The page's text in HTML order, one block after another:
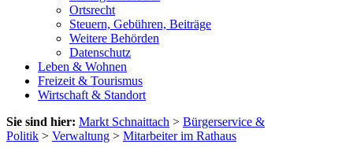
Ortsrecht
Steuern, Gebühren, Beiträge
Weitere Behörden
Datenschutz
Leben & Wohnen
Freizeit & Tourismus
Wirtschaft & Standort
Sie sind hier: Markt Schnaittach > Bürgerservice &
Politik > Verwaltung > Mitarbeiter im Rathaus